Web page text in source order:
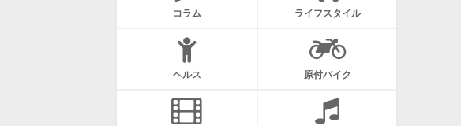
コラム ライフスタイル
ヘルス 原付バイク